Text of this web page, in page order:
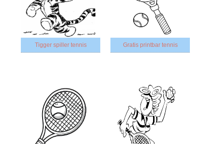
Tigger spiller tennis Gratis printbar tennis